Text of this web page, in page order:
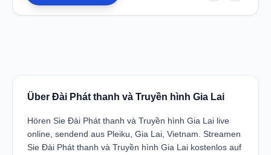
Über Đài Phát thanh và Truyền hình Gia Lai
Hören Sie Đài Phát thanh và Truyền hình Gia Lai live
online, sendend aus Pleiku, Gia Lai, Vietnam. Streamen
Sie Đài Phát thanh và Truyền hình Gia Lai kostenlos auf